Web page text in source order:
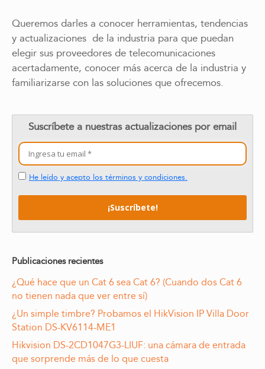
Queremos darles a conocer herramientas, tendencias
y actualizaciones de la industria para que puedan
elegir sus proveedores de telecomunicaciones
acertadamente, conocer más acerca de la industria y
familiarizarse con las soluciones que ofrecemos.
Suscríbete a nuestras actualizaciones por email
He leído y acepto los términos y condiciones.
Publicaciones recientes
¿Qué hace que un Cat 6 sea Cat 6? (Cuando dos Cat 6
no tienen nada que ver entre sí)
¿Un simple timbre? Probamos el HikVision IP Villa Door
Station DS-KV6114-ME1
Hikvision DS-2CD1047G3-LIUF: una cámara de entrada
que sorprende más de lo que cuesta